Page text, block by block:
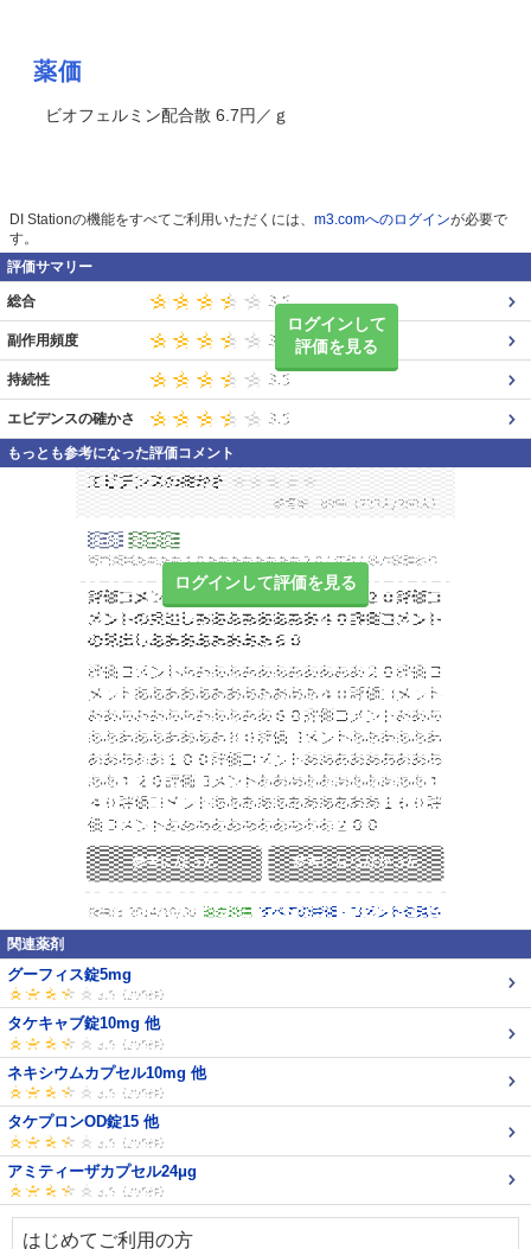
薬価
ビオフェルミン配合散 6.7円／ｇ
DI Stationの機能をすべてご利用いただくには、 m3.comへのログインが必要で
す。
評価サマリー
ログインして
評価を見る
総合
副作用頻度
持続性
エビデンスの確かさ
もっとも参考になった評価コメント
ログインして評価を見る
関連薬剤
グーフィス錠5mg
タケキャブ錠10mg 他
ネキシウムカプセル10mg 他
タケプロンOD錠15 他
アミティーザカプセル24μg
はじめてご利用の方